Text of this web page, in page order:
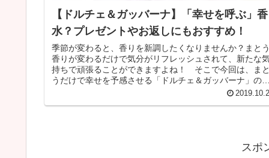
【ドルチェ＆ガッバーナ】「幸せを呼ぶ」香
水？プレゼントやお返しにもおすすめ！
季節が変わると、香りを新調したくなりませんか？まとう
香りが変わるだけで気分がリフレッシュされて、新たな
持ちで頑張ることができますよね！ そこで今回は、まと
うだけで幸せを予感させる「ドルチェ＆ガッバーナ」の香
スポ